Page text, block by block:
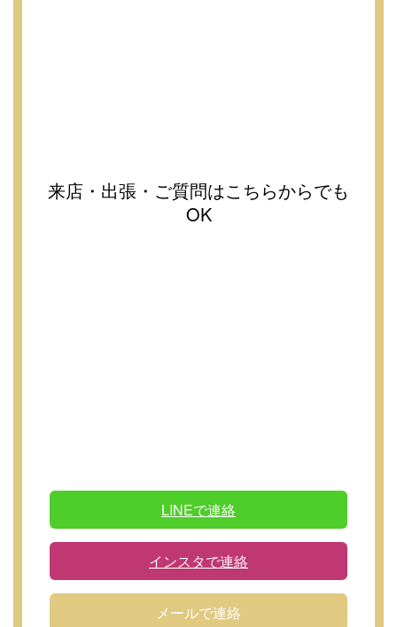
来店・出張・ご質問はこちらからでも
OK
LINEで連絡
インスタで連絡
メールで連絡